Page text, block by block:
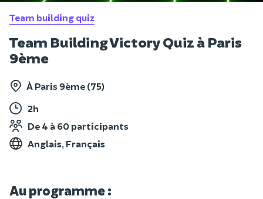
Team building quiz
Team Building Victory Quiz à Paris
9ème
À Paris 9ème (75)
2h
De 4 à 60 participants
Anglais, Français
Au programme :